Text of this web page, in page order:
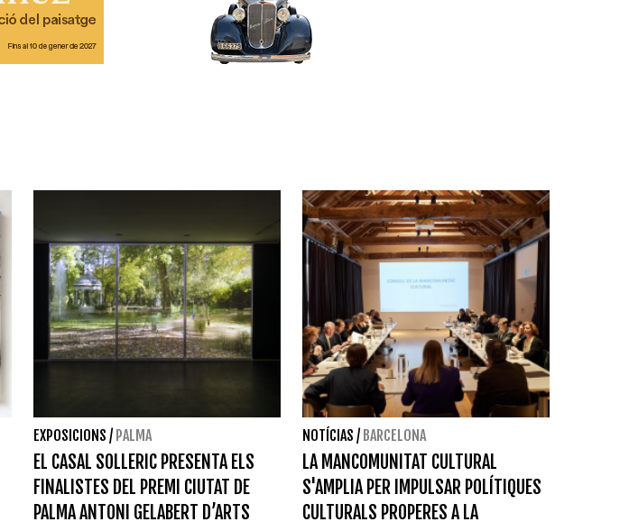
EXPOSICIONS / PALMA
EL CASAL SOLLERIC PRESENTA ELS
FINALISTES DEL PREMI CIUTAT DE
PALMA ANTONI GELABERT D’ARTS
NOTÍCIAS / BARCELONA
LA MANCOMUNITAT CULTURAL
S'AMPLIA PER IMPULSAR POLÍTIQUES
CULTURALS PROPERES A LA